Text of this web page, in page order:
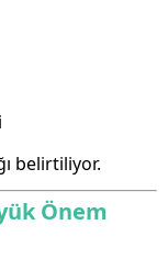
belirtiliyor.
Önem